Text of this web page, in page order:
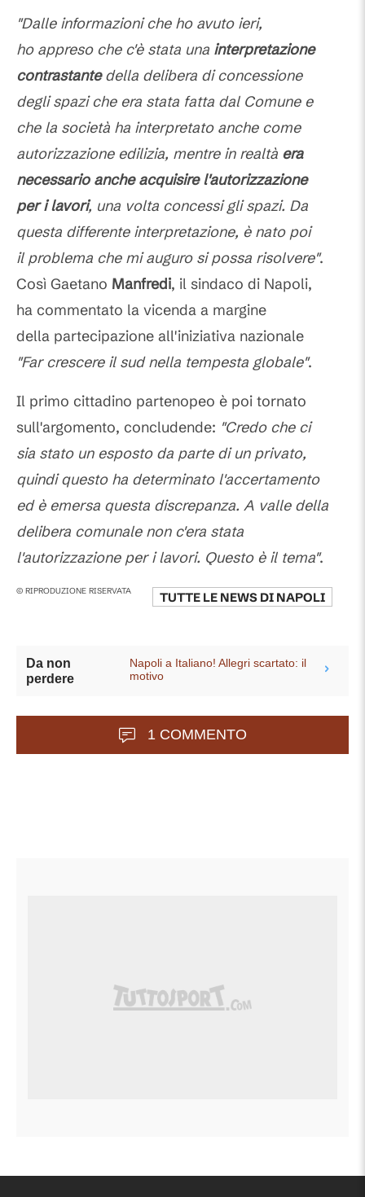
"Dalle informazioni che ho avuto ieri,
ho appreso che c'è stata una interpretazione
contrastantedella delibera di concessione
degli spazi che era stata fatta dal Comune e
che la società ha interpretato anche come
autorizzazione edilizia, mentre in realtà era
necessario anche acquisire l'autorizzazione
per i lavori, una volta concessi gli spazi. Da
questa differente interpretazione, è nato poi
il problema che mi auguro si possa risolvere".
Così Gaetano Manfredi, il sindaco di Napoli,
ha commentato la vicenda a margine
della partecipazione all'iniziativa nazionale
"Far crescere il sud nella tempesta globale".
Il primo cittadino partenopeo è poi tornato
sull'argomento, concludende: "Credo che ci
sia stato un esposto da parte di un privato,
quindi questo ha determinato l'accertamento
ed è emersa questa discrepanza. A valle della
delibera comunale non c'era stata
l'autorizzazione per i lavori. Questo è il tema".
© RIPRODUZIONE RISERVATA TUTTE LE NEWS DI NAPOLI
Da non
perdere
Napoli a Italiano! Allegri scartato: il
motivo
1 COMMENTO